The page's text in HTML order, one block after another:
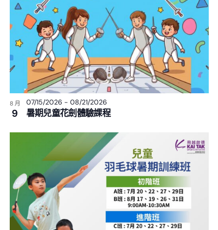
8 月
9
07/15/2026 - 08/21/2026
暑期兒童花劍體驗課程